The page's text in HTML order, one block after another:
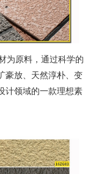
为原料，通过科学的
豪放、天然淳朴、变
计领域的一款理想素